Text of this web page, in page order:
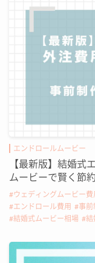
エンドロールムービー
【最新版】結婚式
ムービーで賢く節約
ウェディングムービー費
エンドロール費用
事
結婚式ムービー相場
結